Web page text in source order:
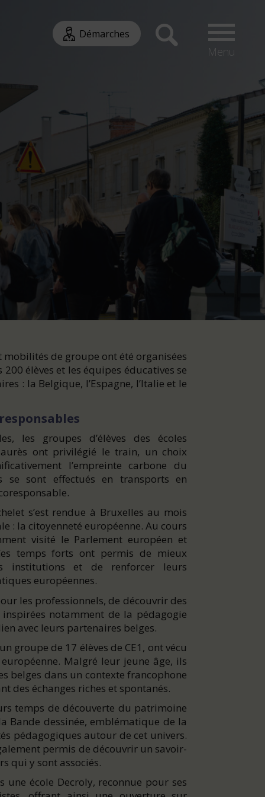
Démarches
Menu
de groupe ont été organisées
200 élèves et les équipes éducatives se
: la Belgique, l’Espagne, l’Italie et le
les groupes d’élèves des écoles
ont privilégié le train, un choix
l’empreinte carbone du
se sont effectués en transports en
s’est rendue à Bruxelles au mois
: la citoyenneté européenne. Au cours
visité le Parlement européen et
temps forts ont permis de mieux
institutions et de renforcer leurs
européennes.
les professionnels, de découvrir des
notamment de la pédagogie
avec leurs partenaires belges.
groupe de 17 élèves de CE1, ont vécu
Malgré leur jeune âge, ils
belges dans un contexte francophone
des échanges riches et spontanés.
temps de découverte du patrimoine
Bande dessinée, emblématique de la
pédagogiques autour de cet univers.
permis de découvrir un savoir-
qui y sont associés.
une école Decroly, reconnue pour ses